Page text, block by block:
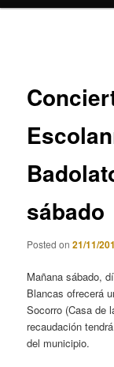
sábado
Posted on21/11/
Mañana sábado,
Blancas ofrecerá
Socorro (Casa de
recaudación
del municipio.